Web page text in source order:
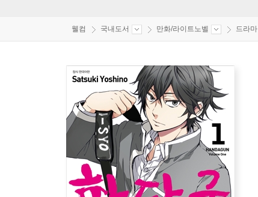
웰컴 국내도서 만화/라이트노벨 드라마